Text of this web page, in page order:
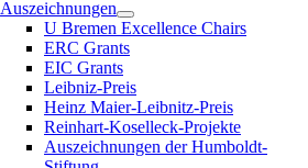
Auszeichnungen
U Bremen Excellence Chairs
ERC Grants
EIC Grants
Leibniz-Preis
Heinz Maier-Leibnitz-Preis
Reinhart-Koselleck-Projekte
Auszeichnungen der Humboldt-